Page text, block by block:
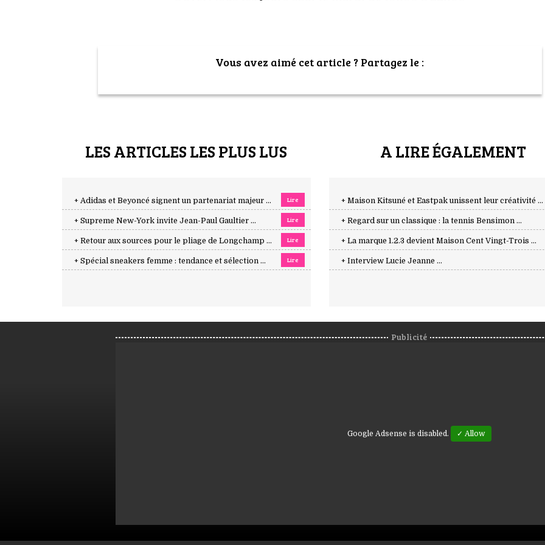
Vous avez aimé cet article ? Partagez le :
LES ARTICLES LES PLUS LUS
+ Adidas et Beyoncé signent un partenariat majeur ... Lire
+ Supreme New-York invite Jean-Paul Gaultier ... Lire
+ Retour aux sources pour le pliage de Longchamp ... Lire
+ Spécial sneakers femme : tendance et sélection ... Lire
A LIRE ÉGALEMENT
+ Maison Kitsuné et Eastpak unissent leur créativité ...
+ Regard sur un classique : la tennis Bensimon ...
+ La marque 1.2.3 devient Maison Cent Vingt-Trois ...
+ Interview Lucie Jeanne ...
Publicité
Google Adsense is disabled. ✓ Allow